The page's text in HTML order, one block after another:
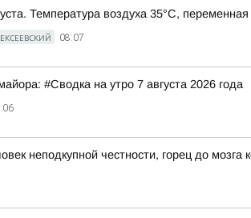
Температура воздуха 35°C,
08:07
#Сводка на утро 7 августа 2026 года
неподкупной честности, горец до